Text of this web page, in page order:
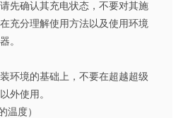
先确认其充电状态，不要对其施
充分理解使用方法以及使用环境
。
环境的基础上，不要在超越超级
外使用。
温度）